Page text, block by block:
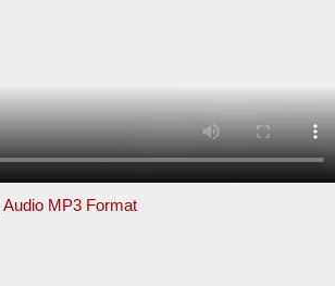
Audio MP3 Format